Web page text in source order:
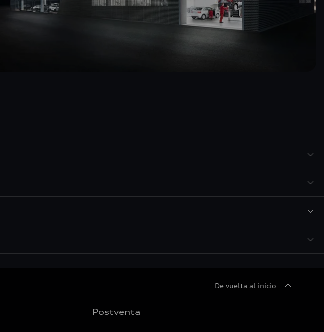
De vuelta al inicio
Postventa